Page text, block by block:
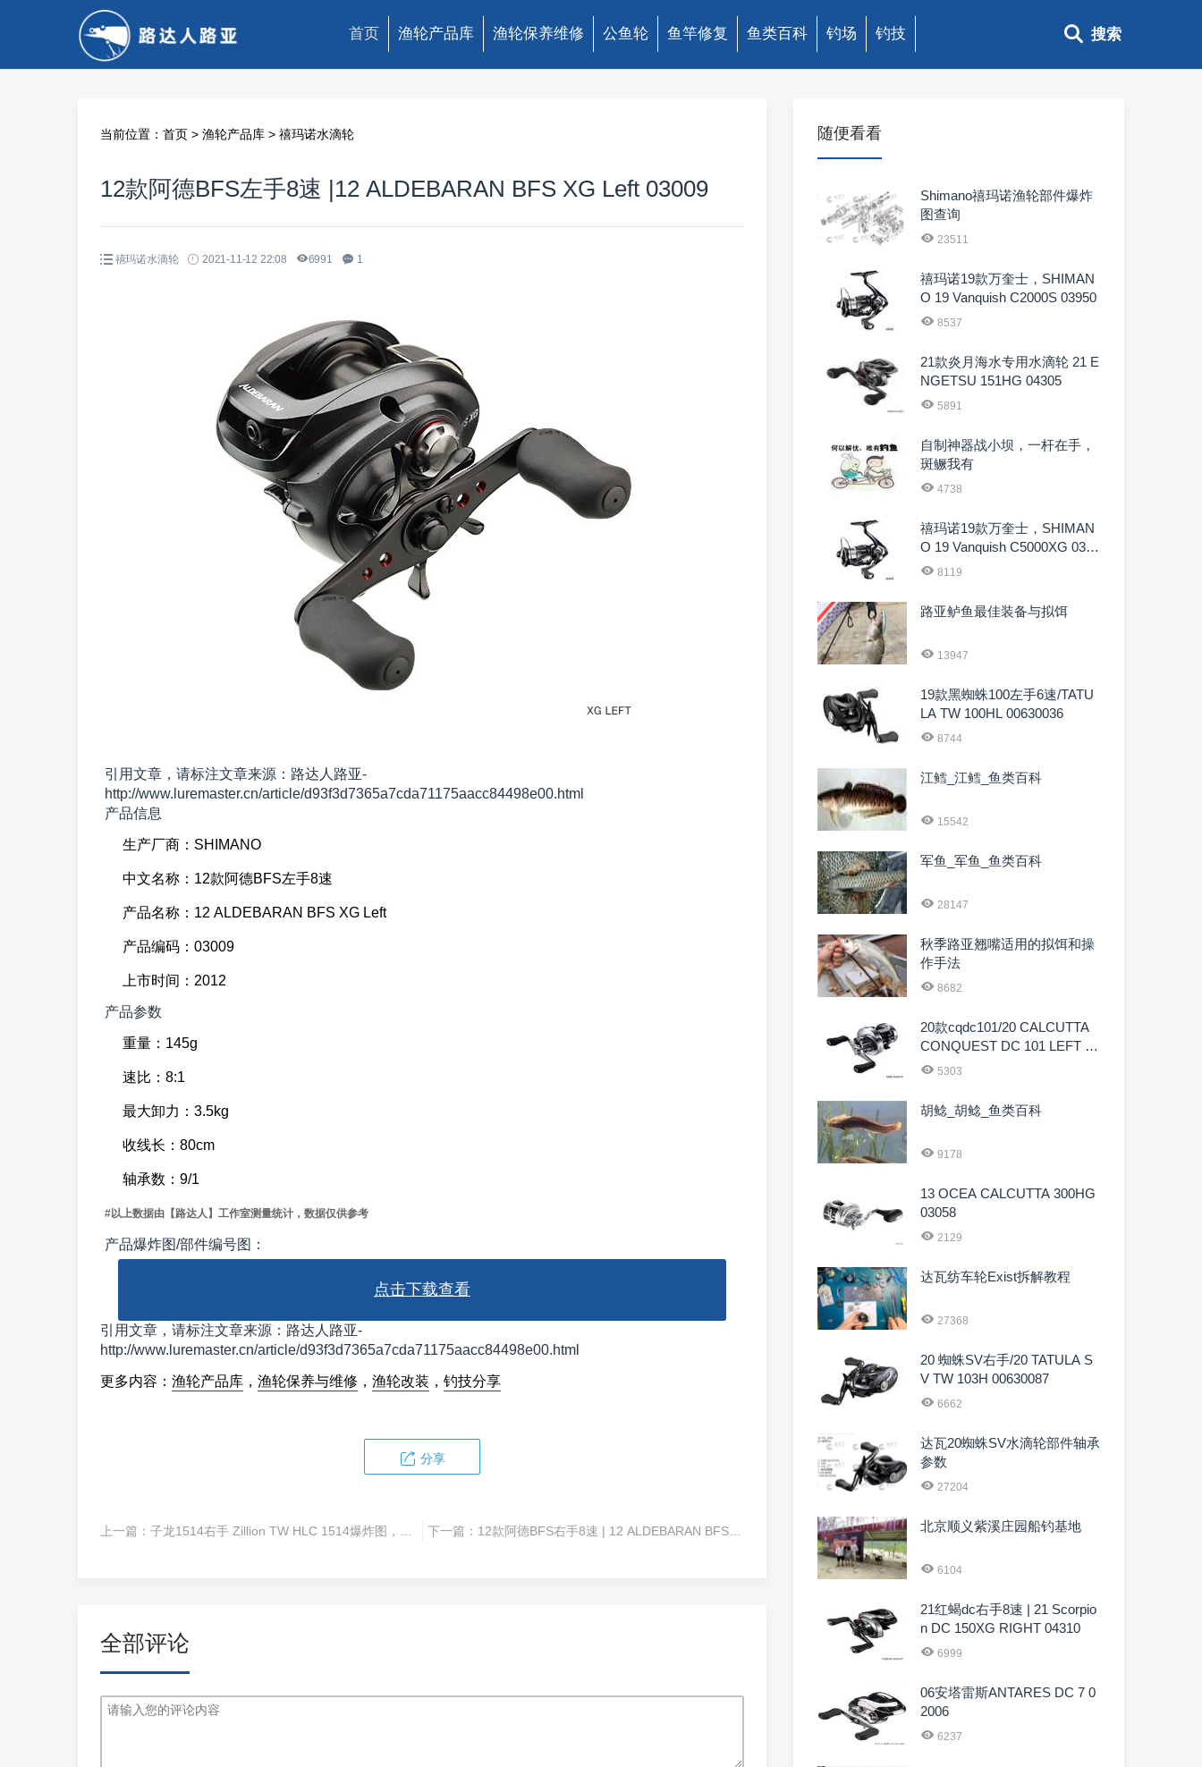
首页 渔轮产品库 渔轮保养维修 公鱼轮 鱼竿修复 鱼类百科 钓场 钓技 搜索
当前位置： 首页 > 渔轮产品库 > 禧玛诺水滴轮
12款阿德BFS左手8速 |12 ALDEBARAN BFS XG Left 03009
禧玛诺水滴轮 2021-11-12 22:08 6991 1
引用文章，请标注文章来源：路达人路亚-
http://www.luremaster.cn/article/d93f3d7365a7cda71175aacc84498e00.html
产品信息
生产厂商：SHIMANO
中文名称：12款阿德BFS左手8速
产品名称：12 ALDEBARAN BFS XG Left
产品编码：03009
上市时间：2012
产品参数
重量：145g
速比：8:1
最大卸力：3.5kg
收线长：80cm
轴承数：9/1
#以上数据由【路达人】工作室测量统计，数据仅供参考
产品爆炸图/部件编号图：
点击下载查看
引用文章，请标注文章来源：路达人路亚-
http://www.luremaster.cn/article/d93f3d7365a7cda71175aacc84498e00.html
更多内容： 渔轮产品库 ， 渔轮保养与维修 ， 渔轮改装 ， 钓技分享
分享
上一篇： 下一篇：
全部评论
随便看看
Shimano禧玛诺渔轮部件爆炸
图查询
23511
禧玛诺19款万奎士，SHIMAN
O 19 Vanquish C2000S 03950
8537
21款炎月海水专用水滴轮 21 E
NGETSU 151HG 04305
5891
自制神器战小坝，一杆在手，
斑鳜我有
4738
禧玛诺19款万奎士，SHIMAN
O 19 Vanquish C5000XG 0396
4
8119
路亚鲈鱼最佳装备与拟饵
13947
19款黑蜘蛛100左手6速/TATU
LA TW 100HL 00630036
8744
江鳕_江鳕_鱼类百科
15542
军鱼_军鱼_鱼类百科
28147
秋季路亚翘嘴适用的拟饵和操
作手法
8682
20款cqdc101/20 CALCUTTA
CONQUEST DC 101 LEFT 04
0845303
胡鲶_胡鲶_鱼类百科
9178
13 OCEA CALCUTTA 300HG
03058
2129
达瓦纺车轮Exist拆解教程
27368
20 蜘蛛SV右手/20 TATULA S
V TW 103H 00630087
6662
达瓦20蜘蛛SV水滴轮部件轴承
参数
27204
北京顺义紫溪庄园船钓基地
6104
21红蝎dc右手8速 | 21 Scorpio
n DC 150XG RIGHT 04310
6999
06安塔雷斯ANTARES DC 7 0
2006
6237